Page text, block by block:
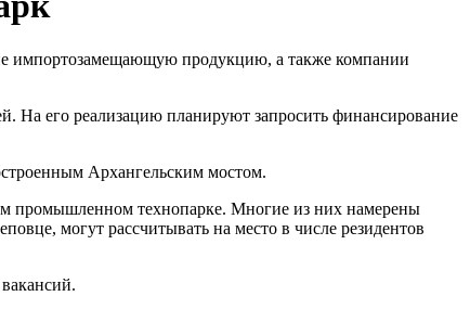
импортозамещающую продукцию, а также компании
На его реализацию планируют запросить финансирование
Архангельским мостом.
промышленном технопарке. Многие из них намерены
могут рассчитывать на место в числе резидентов